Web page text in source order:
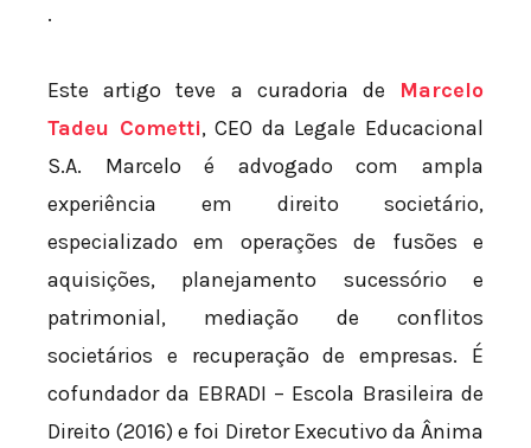
.
Este artigo teve a curadoria de Marcelo
Tadeu Cometti, CEO da Legale Educacional
S.A. Marcelo é advogado com ampla
experiência em direito societário,
especializado em operações de fusões e
aquisições, planejamento sucessório e
patrimonial, mediação de conflitos
societários e recuperação de empresas. É
cofundador da EBRADI – Escola Brasileira de
Direito (2016) e foi Diretor Executivo da Ânima